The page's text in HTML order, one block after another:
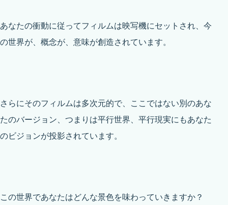
あなたの衝動に従ってフィルムは映写機にセットされ、今
の世界が、概念が、意味が創造されています。
さらにそのフィルムは多次元的で、ここではない別のあな
たのバージョン、つまりは平行世界、平行現実にもあなた
のビジョンが投影されています。
この世界であなたはどんな景色を味わっていきますか？